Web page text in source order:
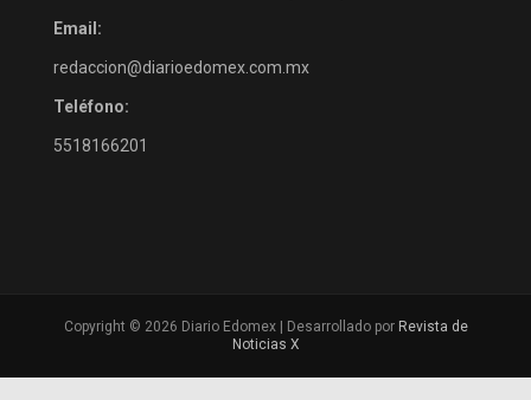
Email:
redaccion@diarioedomex.com.mx
Teléfono:
5518166201
Copyright © 2026 Diario Edomex | Desarrollado por Revista de
Noticias X